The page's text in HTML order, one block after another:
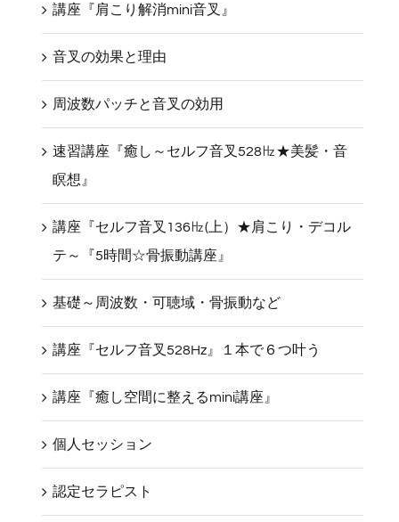
講座『肩こり解消mini音叉』
音叉の効果と理由
周波数パッチと音叉の効用
速習講座『癒し～セルフ音叉528㎐★美髪・音
瞑想』
講座『セルフ音叉136㎐(上）★肩こり・デコル
テ～『5時間☆骨振動講座』
基礎～周波数・可聴域・骨振動など
講座『セルフ音叉528Hz』１本で６つ叶う
講座『癒し空間に整えるmini講座』
個人セッション
認定セラピスト